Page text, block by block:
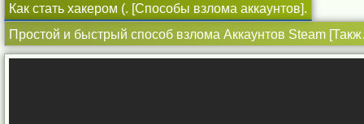
Как стать хакером (. [Способы взлома аккаунтов].